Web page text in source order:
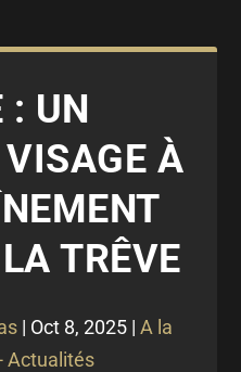
: UN
À
TRÊVE
| Oct 8, 2025| A la
Actualités